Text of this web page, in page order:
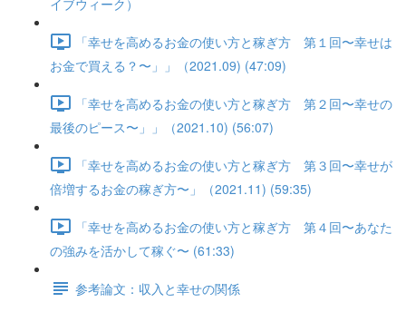
イブウィーク）
「幸せを高めるお金の使い方と稼ぎ方 第１回〜幸せは
お金で買える？〜」」（2021.09) (47:09)
「幸せを高めるお金の使い方と稼ぎ方 第２回〜幸せの
最後のピース〜」」（2021.10) (56:07)
「幸せを高めるお金の使い方と稼ぎ方 第３回〜幸せが
倍増するお金の稼ぎ方〜」（2021.11) (59:35)
「幸せを高めるお金の使い方と稼ぎ方 第４回〜あなた
の強みを活かして稼ぐ〜 (61:33)
参考論文：収入と幸せの関係